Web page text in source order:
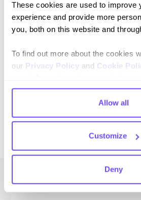
These cookies are used to improve
experience and provide more
you, both on this website and
To find out more about the cookies
our Privacy Policy and Cookie
comply with your preferences, we'll
tiny cookie so that you're not asked
again.
Allow all
Customize
Deny
Reducir las llamadas
respuestas automáticas a las
comunes y brindar a los clientes
que es mucho más rentable de